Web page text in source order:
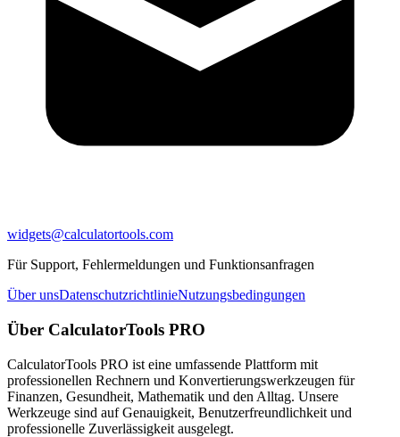
widgets@calculatortools.com
Für Support, Fehlermeldungen und Funktionsanfragen
Über unsDatenschutzrichtlinieNutzungsbedingungen
Über CalculatorTools PRO
CalculatorTools PRO ist eine umfassende Plattform mit
professionellen Rechnern und Konvertierungswerkzeugen für
Finanzen, Gesundheit, Mathematik und den Alltag. Unsere
Werkzeuge sind auf Genauigkeit, Benutzerfreundlichkeit und
professionelle Zuverlässigkeit ausgelegt.